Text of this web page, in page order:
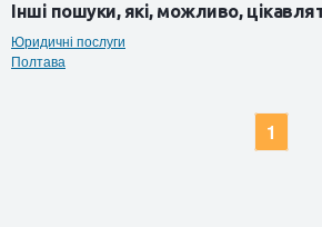
Інші пошуки, які, можливо,
Юридичні послуги
Полтава
1